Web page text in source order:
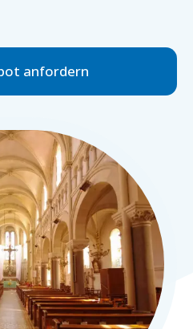
anfordern